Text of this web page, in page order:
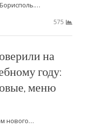
575
на
году:
меню
нового…